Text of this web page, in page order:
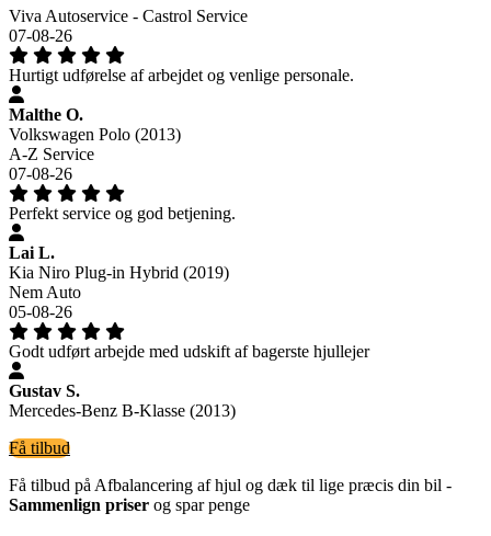
Viva Autoservice - Castrol Service
07-08-26
Hurtigt udførelse af arbejdet og venlige personale.
Malthe O.
Volkswagen Polo (2013)
A-Z Service
07-08-26
Perfekt service og god betjening.
Lai L.
Kia Niro Plug-in Hybrid (2019)
Nem Auto
05-08-26
Godt udført arbejde med udskift af bagerste hjullejer
Gustav S.
Mercedes-Benz B-Klasse (2013)
Få tilbud
Få tilbud på Afbalancering af hjul og dæk til lige præcis din bil -
Sammenlign priser og spar penge